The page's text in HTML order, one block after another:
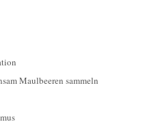
Maulbeeren sammeln